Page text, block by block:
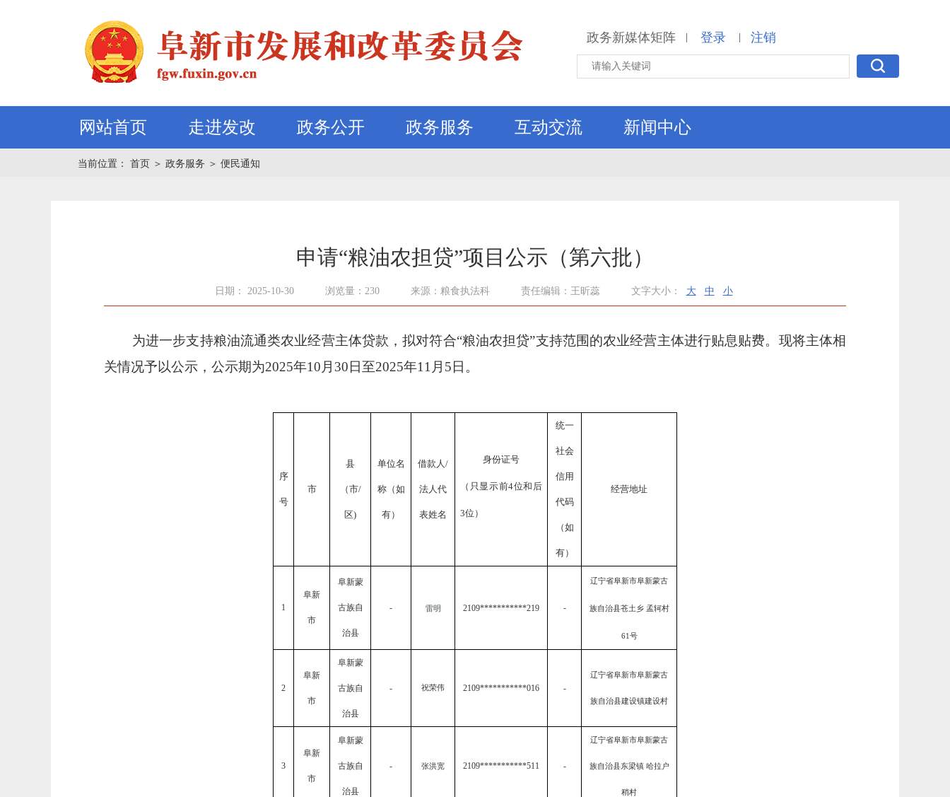
政务新媒体矩阵 | 登录 | 注销
网站首页 走进发改 政务公开 政务服务 互动交流 新闻中心
当前位置： 首页 ＞ 政务服务 ＞ 便民通知
申请“粮油农担贷”项目公示（第六批）
日期： 2025-10-30 浏览量：230 来源：粮食执法科 责任编辑：王昕蕊 文字大小： 大 中 小
为进一步支持粮油流通类农业经营主体贷款，拟对符合“粮油农担贷”支持范围的农业经营主体进行贴息贴费。现将主体相
关情况予以公示，公示期为2025年10月30日至2025年11月5日。
序
号
市
县
（市/
区)
单位名
称（如
有）
借款人/
法人代
表姓名
身份证号
（只显示前4位和后
3位）
统一
社会
信用
代码
（如
有）
经营地址
1
阜新
市
阜新蒙
古族自
治县
- 雷明 2109***********219 -
辽宁省阜新市阜新蒙古
族自治县苍土乡 孟轲村
61号
2
阜新
市
阜新蒙
古族自
治县
- 祝荣伟 2109***********016 -
辽宁省阜新市阜新蒙古
族自治县建设镇建设村
3
阜新
市
阜新蒙
古族自
治县
- 张洪宽 2109***********511 -
辽宁省阜新市阜新蒙古
族自治县东梁镇 哈拉户
稍村